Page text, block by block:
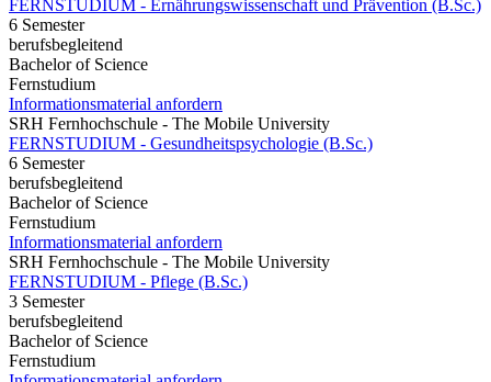
FERNSTUDIUM - Ernährungswissenschaft und Prävention (B.Sc.)
6 Semester
berufsbegleitend
Bachelor of Science
Fernstudium
Informationsmaterial anfordern
SRH Fernhochschule - The Mobile University
FERNSTUDIUM - Gesundheitspsychologie (B.Sc.)
6 Semester
berufsbegleitend
Bachelor of Science
Fernstudium
Informationsmaterial anfordern
SRH Fernhochschule - The Mobile University
FERNSTUDIUM - Pflege (B.Sc.)
3 Semester
berufsbegleitend
Bachelor of Science
Fernstudium